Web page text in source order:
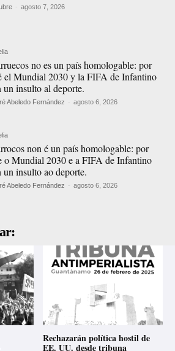
- agosto 7, 2026
no es un país homologable: por
el Mundial 2030 y la FIFA de Infantino
un insulto al deporte.
Abeledo Fernández - agosto 6, 2026
non é un país homologable: por
o Mundial 2030 e a FIFA de Infantino
un insulto ao deporte.
Abeledo Fernández - agosto 6, 2026
Rechazarán política hostil de
EE. UU. desde tribuna